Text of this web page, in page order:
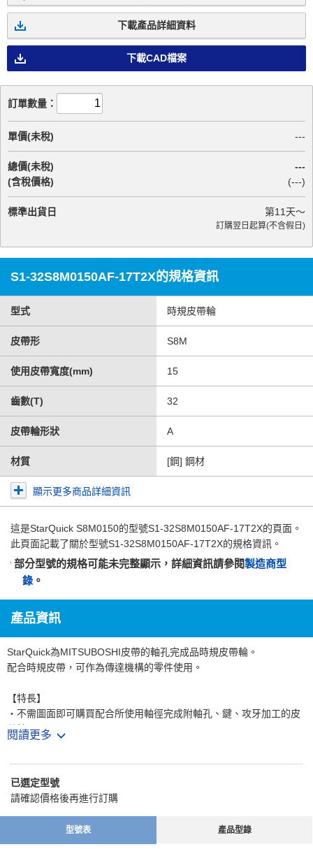
下載產品詳細資料
下載CAD檔案
訂單數量：
單價(未稅) ---
總價(未稅)
(含稅價格)
---
(---)
標準出貨日 第11 天～
訂購翌日起算(不含假日)
S1-32S8M0150AF-17T2X的規格資訊
型式 時規皮帶輪
皮帶形 S8M
使用皮帶寬度(mm) 15
齒數(T) 32
皮帶輪形狀 A
材質 [鋼] 鋼材
顯示更多商品詳細資訊
這是StarQuick S8M0150的型號S1-32S8M0150AF-17T2X的頁面。
此頁面記載了關於型號S1-32S8M0150AF-17T2X的規格資訊。
部分型號的規格可能未完整顯示，詳細資訊請參閱製造商型
錄 。
產品資訊
StarQuick為MITSUBOSHI皮帶的軸孔完成品時規皮帶輪。
配合時規皮帶，可作為傳達機構的零件使用。
【特長】
・不需圖面即可購買配合所使用軸徑完成附軸孔、鍵、攻牙加工的皮
帶輪。
【用途】
・從工作機械、射出成形機等大型機械到影印機或印表機等OA設備，
廣泛使用於多種裝置。
閱讀更多
已選定型號
請確認價格後再進行訂購
型號表 產品型錄